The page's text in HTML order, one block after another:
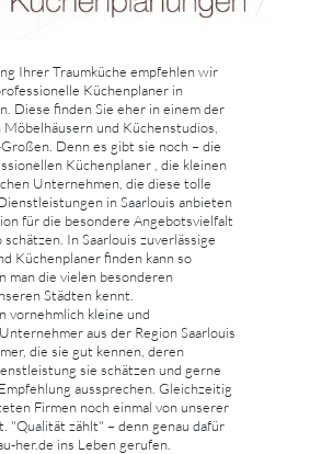
Ihrer Traumküche empfehlen wir
Küchenplaner in
Diese finden Sie eher in einem der
und Küchenstudios,
Denn es gibt sie noch – die
Küchenplaner , die kleinen
Unternehmen, die diese tolle
in Saarlouis anbieten
für die besondere Angebotsvielfalt
In Saarlouis zuverlässige
Küchenplaner finden kann so
man die vielen besonderen
Städten kennt.
vornehmlich kleine und
aus der Region Saarlouis
die sie gut kennen, deren
sie schätzen und gerne
aussprechen. Gleichzeitig
Firmen noch einmal von unserer
"Qualität zählt" – denn genau dafür
her.de ins Leben gerufen.